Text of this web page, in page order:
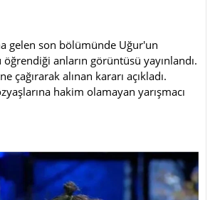
gelen son bölümünde Uğur'un
anların görüntüsü yayınlandı.
çağırarak alınan kararı açıkladı.
hakim olamayan yarışmacı